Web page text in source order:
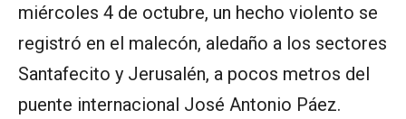
miércoles 4 de octubre, un hecho violento se
registró en el malecón, aledaño a los sectores
Santafecito y Jerusalén, a pocos metros del
puente internacional José Antonio Páez.